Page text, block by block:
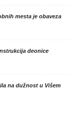
mesta je obaveza
deonice
na dužnost u Višem